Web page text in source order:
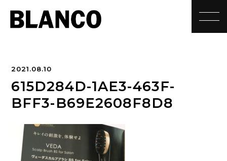
2021.08.10
615D284D-1AE3-463F-
BFF3-B69E2608F8D8